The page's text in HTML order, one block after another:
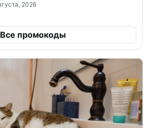
2026
Все промокоды